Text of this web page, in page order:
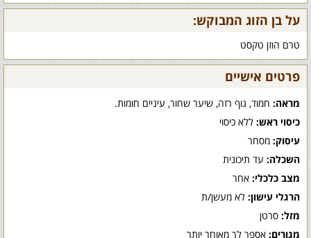
על בן הזוג המבוקש:
טרם הוזן טקסט
פרטים אישיים
מראה: חמוד, גוף רזה, שיער שחור, עיניים חומות.
כיסוי ראש: ללא כיסוי
עיסוק: מסחר
השכלה: עד תיכונית
מצב כלכלי: אחר
הרגלי עישון: לא מעשן/ת
מזל: סרטן
מגורים: אספר לך מאוחר יותר